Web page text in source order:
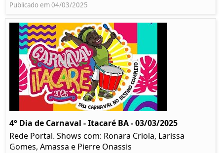
Publicado em 04/03/2025
4° Dia de Carnaval - Itacaré BA - 03/03/2025
Rede Portal. Shows com: Ronara Criola, Larissa
Gomes, Amassa e Pierre Onassis